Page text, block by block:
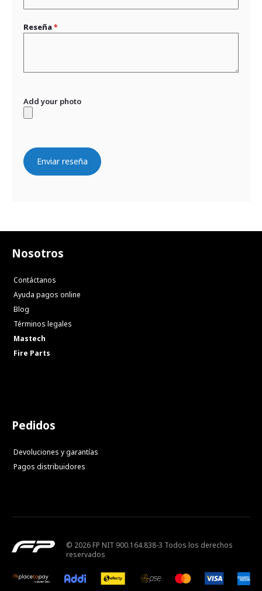
Reseña
Add your photo
Enviar reseña
Nosotros
Contáctanos
Ayuda pagos online
Blog
Términos legales
Mastech
Fire Parts
Pedidos
Devoluciones y garantías
Pagos distribuidores
© 2026 FP NIT 900.164.838-3 Todos los derechos
reservados